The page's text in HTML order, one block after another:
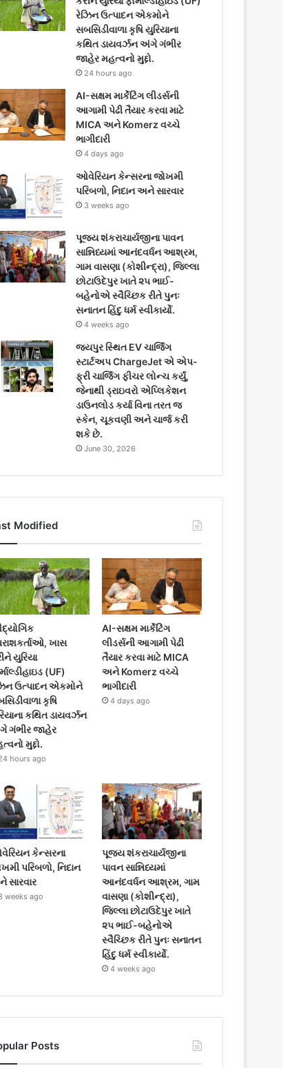
o
o
k
e
r
g
r
a
m
રેઝિન ઉત્પાદન એકમોને
સબસિડીવાળા કૃષિ યુરિયાના
કથિત ડાયવર્ઝન અંગે ગંભીર
જાહેર મહત્વનો મુદ્દો.
24 hours ago
AI-સક્ષમ માર્કેટિંગ લીડર્સની
આગામી પેઢી તૈયાર કરવા માટે
MICA અને Komerz વચ્ચે
ભાગીદારી
4 days ago
ઓવેરિયન કેન્સરના જોખમી
પરિબળો, નિદાન અને સારવાર
3 weeks ago
પૂજ્ય શંકરાચાર્યજીના પાવન
સાન્નિધ્યમાં આનંદવર્ધન આશ્રમ,
ગામ વાસણા (કોશીન્દ્રા), જિલ્લા
છોટાઉદેપુર ખાતે ૨૫ ભાઈ-
બહેનોએ સ્વૈચ્છિક રીતે પુનઃ
સનાતન હિંદુ ધર્મ સ્વીકાર્યો.
4 weeks ago
જયપુર સ્થિત EV ચાર્જિંગ
સ્ટાર્ટઅપ ChargeJet એ એપ-
ફ્રી ચાર્જિંગ ફીચર લોન્ચ કર્યું,
જેનાથી ડ્રાઇવરો એપ્લિકેશન
ડાઉનલોડ કર્યા વિના તરત જ
સ્કેન, ચૂકવણી અને ચાર્જ કરી
શકે છે.
June 30, 2026
Modified
ખાસ
યુરિયા
(UF)
ઉત્પાદન એકમોને
કૃષિ
કથિત ડાયવર્ઝન
ગંભીર જાહેર
મુદ્દો.
hours ago
AI-સક્ષમ માર્કેટિંગ
લીડર્સની આગામી પેઢી
તૈયાર કરવા માટે MICA
અને Komerz વચ્ચે
ભાગીદારી
4 days ago
કેન્સરના
પરિબળો, નિદાન
સારવાર
weeks ago
પૂજ્ય શંકરાચાર્યજીના
પાવન સાન્નિધ્યમાં
આનંદવર્ધન આશ્રમ, ગામ
વાસણા (કોશીન્દ્રા),
જિલ્લા છોટાઉદેપુર ખાતે
૨૫ ભાઈ-બહેનોએ
સ્વૈચ્છિક રીતે પુનઃ સનાતન
હિંદુ ધર્મ સ્વીકાર્યો.
4 weeks ago
Posts